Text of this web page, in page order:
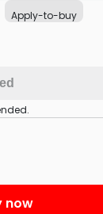
Apply-to-buy
now